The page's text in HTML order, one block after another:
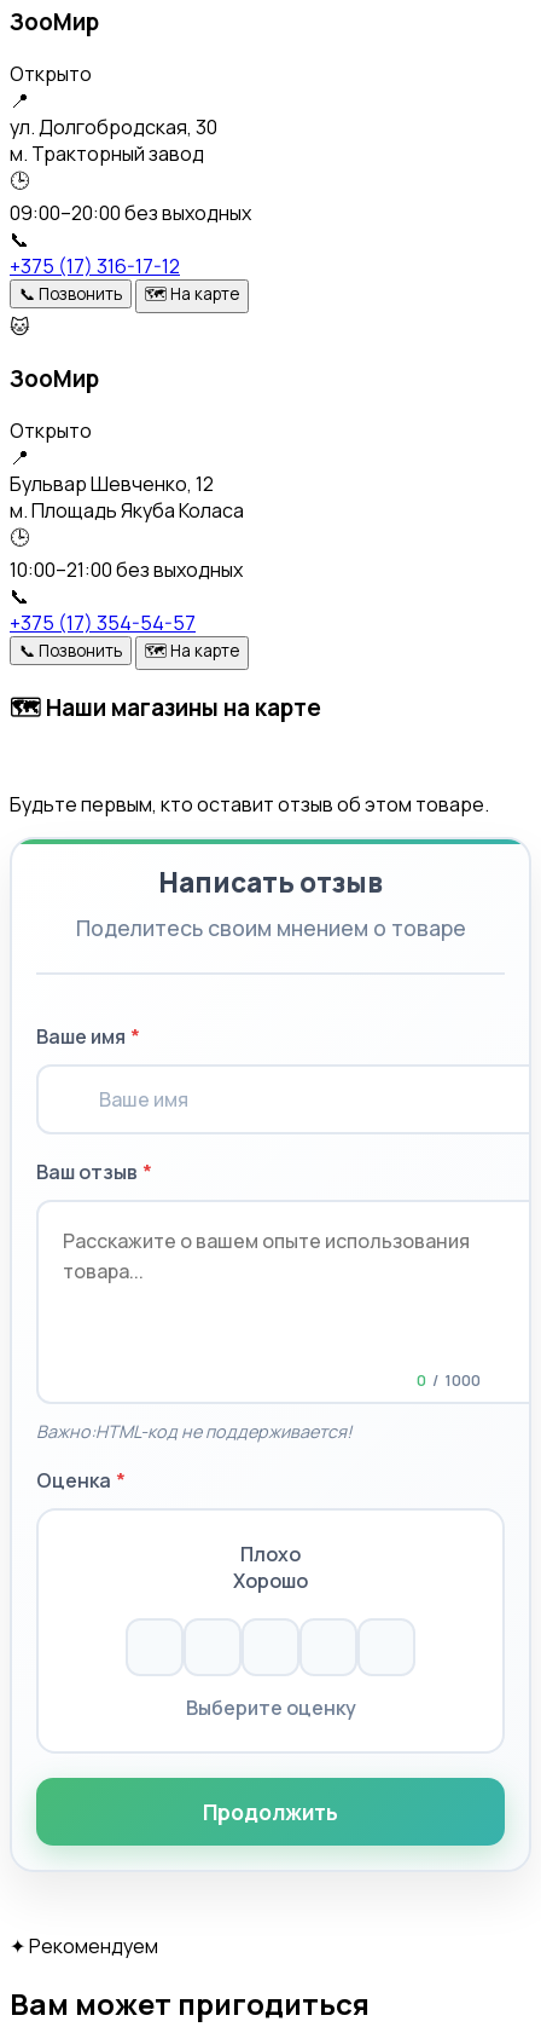
ЗооМир
Открыто
📍
ул. Долгобродская, 30
м. Тракторный завод
🕒
09:00–20:00 без выходных
📞
+375 (17) 316-17-12
📞 Позвонить 🗺️На карте
🐱
ЗооМир
Открыто
📍
Бульвар Шевченко, 12
м. Площадь Якуба Коласа
🕒
10:00–21:00 без выходных
📞
+375 (17) 354-54-57
📞 Позвонить 🗺️На карте
🗺️Наши магазины на карте
Будьте первым, кто оставит отзыв об этом товаре.
Написать отзыв
Поделитесь своим мнением о товаре
Ваше имя
Ваш отзыв
0 / 1000
Важно:HTML-код не поддерживается!
Оценка
Плохо
Хорошо
Выберите оценку
Продолжить
✦Рекомендуем
Вам может пригодиться